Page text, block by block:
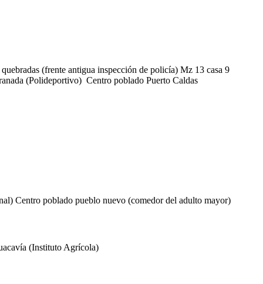
(frente antigua inspección de policía) Mz 13 casa 9
(Polideportivo) Centro poblado Puerto Caldas
Centro poblado pueblo nuevo (comedor del adulto mayor)
(Instituto Agrícola)